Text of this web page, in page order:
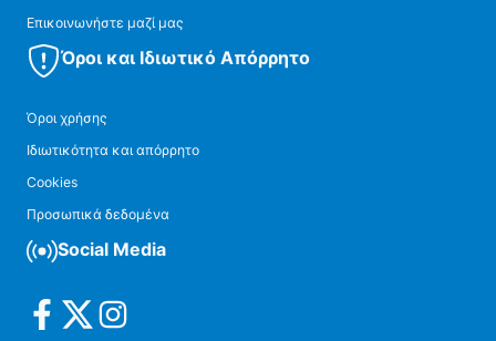
Επικοινωνήστε μαζί μας
Όροι και Ιδιωτικό Απόρρητο
Όροι χρήσης
Ιδιωτικότητα και απόρρητο
Cookies
Προσωπικά δεδομένα
Social Media